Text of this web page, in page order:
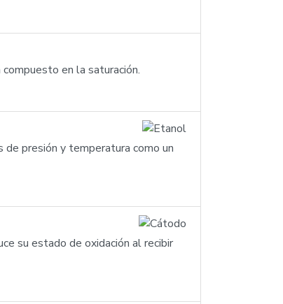
en la saturación.
presión y temperatura como un
su estado de oxidación al recibir